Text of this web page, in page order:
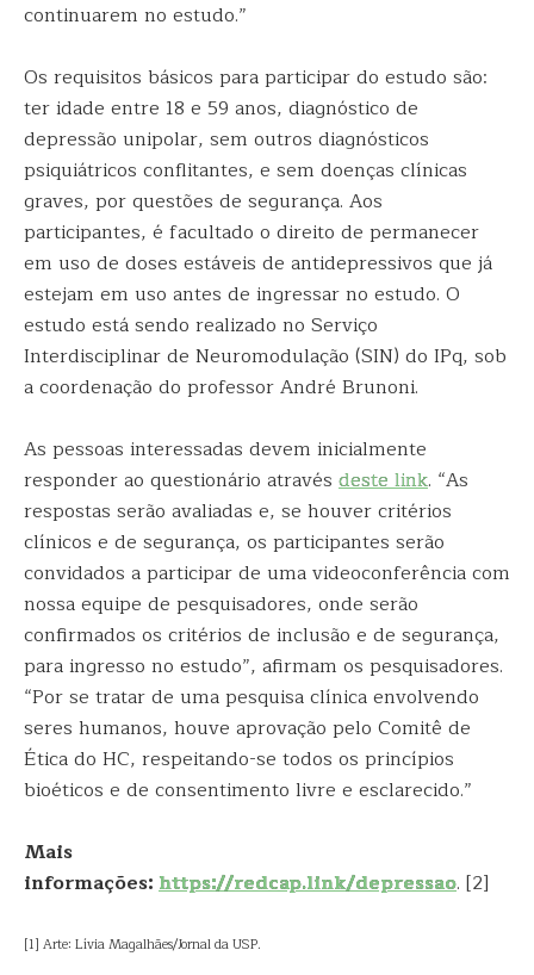
continuarem no estudo.”
Os requisitos básicos para participar do estudo são:
ter idade entre 18 e 59 anos, diagnóstico de
depressão unipolar, sem outros diagnósticos
psiquiátricos conflitantes, e sem doenças clínicas
graves, por questões de segurança. Aos
participantes, é facultado o direito de permanecer
em uso de doses estáveis de antidepressivos que já
estejam em uso antes de ingressar no estudo. O
estudo está sendo realizado no Serviço
Interdisciplinar de Neuromodulação (SIN) do IPq, sob
a coordenação do professor André Brunoni.
As pessoas interessadas devem inicialmente
responder ao questionário através deste link. “As
respostas serão avaliadas e, se houver critérios
clínicos e de segurança, os participantes serão
convidados a participar de uma videoconferência com
nossa equipe de pesquisadores, onde serão
confirmados os critérios de inclusão e de segurança,
para ingresso no estudo”, afirmam os pesquisadores.
“Por se tratar de uma pesquisa clínica envolvendo
seres humanos, houve aprovação pelo Comitê de
Ética do HC, respeitando-se todos os princípios
bioéticos e de consentimento livre e esclarecido.”
Mais
informações:https://redcap.link/depressao. [2]
[1] Arte: Lívia Magalhães/Jornal da USP.